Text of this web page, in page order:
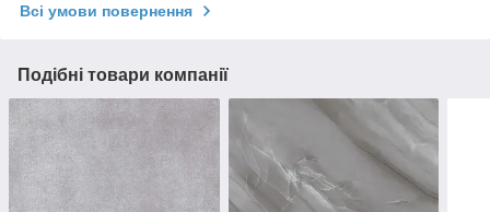
Всі умови повернення
Подібні товари компанії